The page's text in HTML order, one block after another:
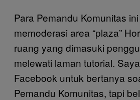
Para Pemandu Komunitas
memoderasi area “plaza”
ruang yang dimasuki
melewati laman tutorial.
Facebook untuk bertanya
Pemandu Komunitas, tapi